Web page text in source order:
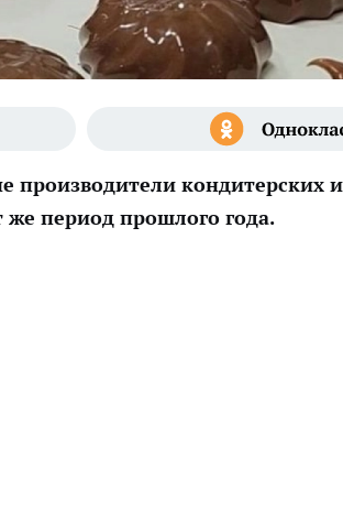
производители кондитерских
же период прошлого года.